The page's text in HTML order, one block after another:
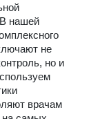
нашей
не
но и
врачам